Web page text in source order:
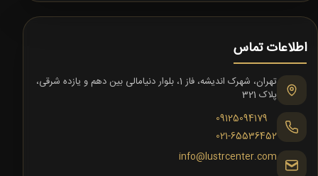
اطلاعات تماس
تهران، شهرک اندیشه، فاز 1، بلوار دنیامالی بین دهم و یازده شرقی،
پلاک 321
09125094179
021-65536452
info@lustrcenter.com